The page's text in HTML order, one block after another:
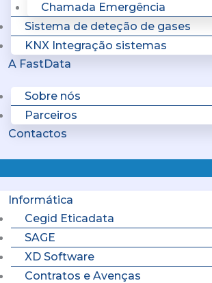
Chamada Emergência
Sistema de deteção de gases
KNX Integração sistemas
A FastData
Sobre nós
Parceiros
Contactos
Informática
Cegid Eticadata
SAGE
XD Software
Contratos e Avenças